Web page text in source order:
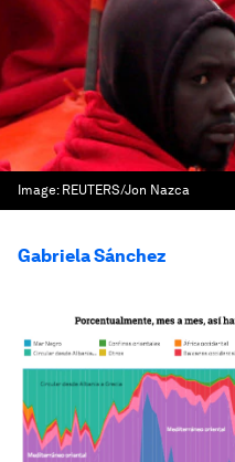
Image: REUTERS/Jon Nazca
Gabriela Sánchez